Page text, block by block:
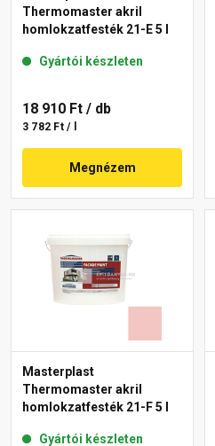
Thermomaster akril
homlokzatfesték 21-E 5 l
Gyártói készleten
18 910 Ft / db
3 782 Ft / l
Megnézem
Masterplast
Thermomaster akril
homlokzatfesték 21-F 5 l
Gyártói készleten